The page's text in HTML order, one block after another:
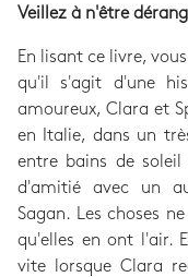
Veillez à n'être
En lisant ce livre,
qu'il s'agit d'une
amoureux, Clara et
en Italie, dans un
entre bains de
d'amitié avec un
Sagan. Les choses
qu'elles en ont l'air.
vite lorsque Clara